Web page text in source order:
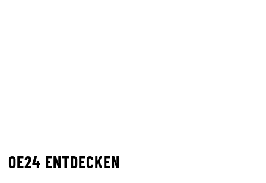
OE24 ENTDECKEN